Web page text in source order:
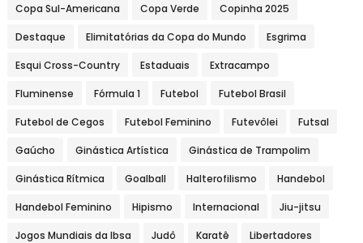
Copa Sul-Americana Copa Verde Copinha 2025
Destaque Elimitatórias da Copa do Mundo Esgrima
Esqui Cross-Country Estaduais Extracampo
Fluminense Fórmula 1 Futebol Futebol Brasil
Futebol de Cegos Futebol Feminino Futevôlei Futsal
Gaúcho Ginástica Artística Ginástica de Trampolim
Ginástica Rítmica Goalball Halterofilismo Handebol
Handebol Feminino Hipismo Internacional Jiu-jitsu
Jogos Mundiais da Ibsa Judô Karatê Libertadores